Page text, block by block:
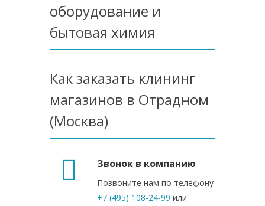
оборудование и
бытовая химия
Как заказать клининг
магазинов в Отрадном
(Москва)
Звонок в компанию
Позвоните нам по телефону
+7 (495) 108-24-99 или